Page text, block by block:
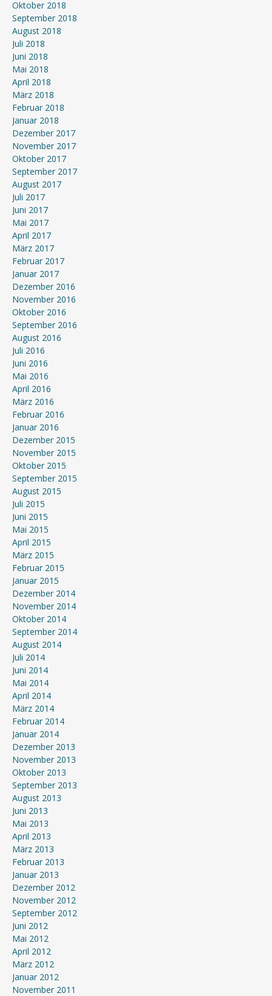
Oktober 2018
September 2018
August 2018
Juli 2018
Juni 2018
Mai 2018
April 2018
März 2018
Februar 2018
Januar 2018
Dezember 2017
November 2017
Oktober 2017
September 2017
August 2017
Juli 2017
Juni 2017
Mai 2017
April 2017
März 2017
Februar 2017
Januar 2017
Dezember 2016
November 2016
Oktober 2016
September 2016
August 2016
Juli 2016
Juni 2016
Mai 2016
April 2016
März 2016
Februar 2016
Januar 2016
Dezember 2015
November 2015
Oktober 2015
September 2015
August 2015
Juli 2015
Juni 2015
Mai 2015
April 2015
März 2015
Februar 2015
Januar 2015
Dezember 2014
November 2014
Oktober 2014
September 2014
August 2014
Juli 2014
Juni 2014
Mai 2014
April 2014
März 2014
Februar 2014
Januar 2014
Dezember 2013
November 2013
Oktober 2013
September 2013
August 2013
Juni 2013
Mai 2013
April 2013
März 2013
Februar 2013
Januar 2013
Dezember 2012
November 2012
September 2012
Juni 2012
Mai 2012
April 2012
März 2012
Januar 2012
November 2011